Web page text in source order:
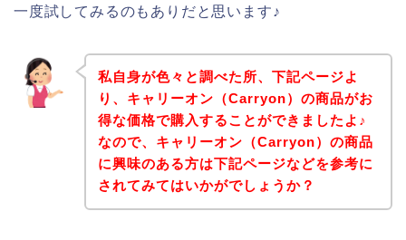
一度試してみるのもありだと思います♪
私自身が色々と調べた所、下記ページよ
り、キャリーオン（Carryon）の商品がお
得な価格で購入することができましたよ♪
なので、キャリーオン（Carryon）の商品
に興味のある方は下記ページなどを参考に
されてみてはいかがでしょうか？